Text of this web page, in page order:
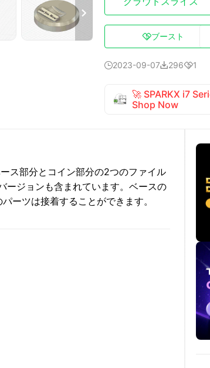

ブースト
2023-09-072961
🚀 SPARKX i7
Shop Now
ス部分とコイン部分の2つのファイル
ージョンも含まれています。ベースの
ーツは接着することができます。